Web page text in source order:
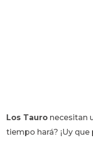
Los Tauro necesitan
tiempo hará? ¡Uy